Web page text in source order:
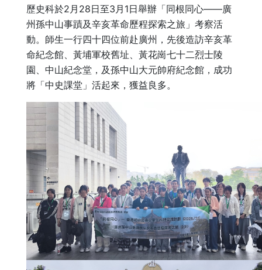
歷史科於2月28日至3月1日舉辦「同根同心——廣
州孫中山事蹟及辛亥革命歷程探索之旅」考察活
動。 師生一行四十四位前赴廣州，先後造訪辛亥革
命紀念館、 黃埔軍校舊址、黃花崗七十二烈士陵
園、中山紀念堂， 及孫中山大元帥府紀念館，成功
將「中史課堂」活起來，獲益良多。